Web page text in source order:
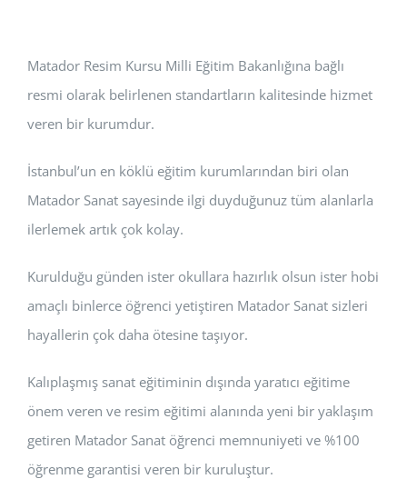
Matador Resim Kursu Milli Eğitim Bakanlığına bağlı
resmi olarak belirlenen standartların kalitesinde hizmet
veren bir kurumdur.
İstanbul’un en köklü eğitim kurumlarından biri olan
Matador Sanat sayesinde ilgi duyduğunuz tüm alanlarla
ilerlemek artık çok kolay.
Kurulduğu günden ister okullara hazırlık olsun ister hobi
amaçlı binlerce öğrenci yetiştiren Matador Sanat sizleri
hayallerin çok daha ötesine taşıyor.
Kalıplaşmış sanat eğitiminin dışında yaratıcı eğitime
önem veren ve resim eğitimi alanında yeni bir yaklaşım
getiren Matador Sanat öğrenci memnuniyeti ve %100
öğrenme garantisi veren bir kuruluştur.